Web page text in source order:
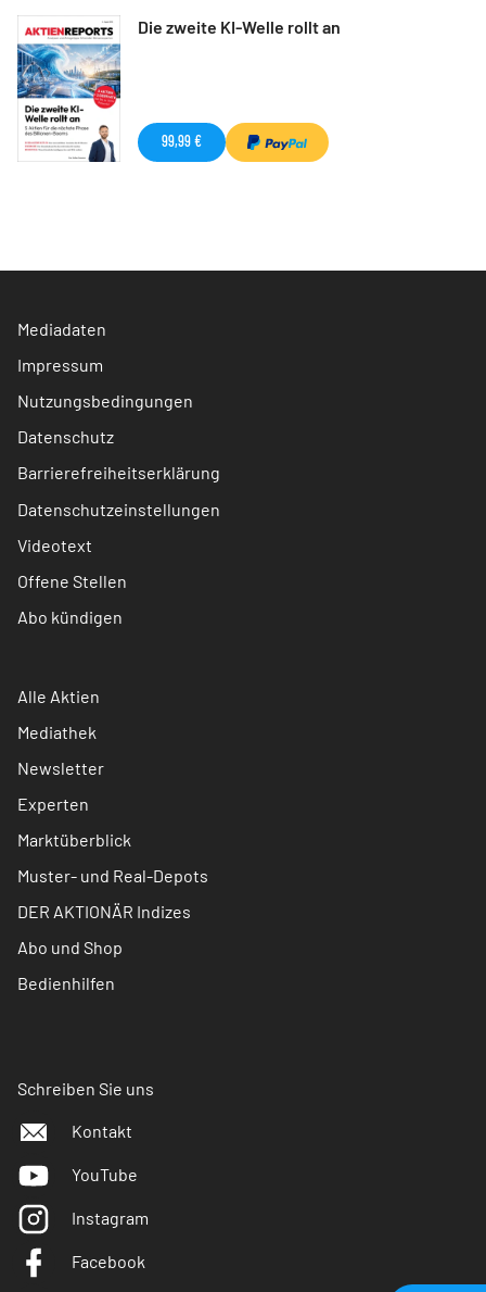
Die zweite KI-Welle rollt an
99,99 €
Mediadaten
Impressum
Nutzungsbedingungen
Datenschutz
Barrierefreiheitserklärung
Datenschutzeinstellungen
Videotext
Offene Stellen
Abo kündigen
Alle Aktien
Mediathek
Newsletter
Experten
Marktüberblick
Muster- und Real-Depots
DER AKTIONÄR Indizes
Abo und Shop
Bedienhilfen
Schreiben Sie uns
Kontakt
YouTube
Instagram
Facebook